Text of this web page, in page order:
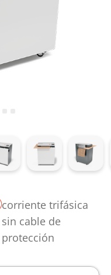
corriente trifásica
sin cable de
protección